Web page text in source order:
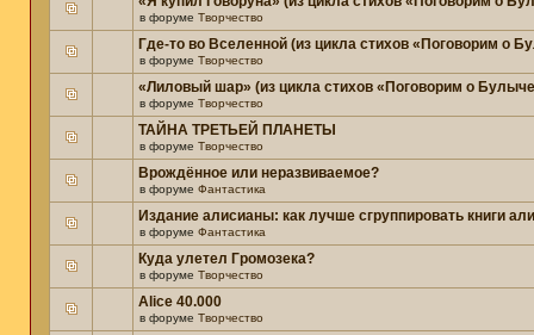
в форуме Творчество
Где-то во Вселенной (из цикла стихов «Поговорим о
в форуме Творчество
«Лиловый шар» (из цикла стихов «Поговорим о
в форуме Творчество
ТАЙНА ТРЕТЬЕЙ ПЛАНЕТЫ
в форуме Творчество
Врождённое или неразвиваемое?
в форуме Фантастика
Издание алисианы: как лучше сгруппировать книги
в форуме Фантастика
Куда улетел Громозека?
в форуме Творчество
Alice 40.000
в форуме Творчество